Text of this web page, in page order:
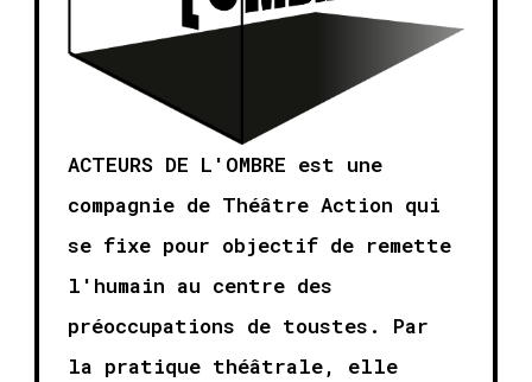
ACTEURS DE L'OMBRE est une
compagnie de Théâtre Action qui
se fixe pour objectif de remette
l'humain au centre des
préoccupations de toustes. Par
la pratique théâtrale, elle